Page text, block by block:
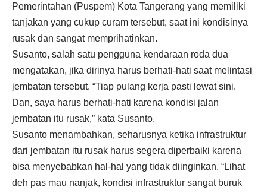
Pemerintahan (Puspem) Kota Tangerang yang memiliki
tanjakan yang cukup curam tersebut, saat ini kondisinya
rusak dan sangat memprihatinkan.
Susanto, salah satu pengguna kendaraan roda dua
mengatakan, jika dirinya harus berhati-hati saat melintasi
jembatan tersebut. “Tiap pulang kerja pasti lewat sini.
Dan, saya harus berhati-hati karena kondisi jalan
jembatan itu rusak,” kata Susanto.
Susanto menambahkan, seharusnya ketika infrastruktur
dari jembatan itu rusak harus segera diperbaiki karena
bisa menyebabkan hal-hal yang tidak diinginkan. “Lihat
deh pas mau nanjak, kondisi infrastruktur sangat buruk